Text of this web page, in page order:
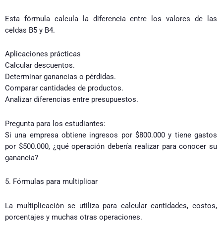
Esta fórmula calcula la diferencia entre los valores de las
celdas B5 y B4.
Aplicaciones prácticas
Calcular descuentos.
Determinar ganancias o pérdidas.
Comparar cantidades de productos.
Analizar diferencias entre presupuestos.
Pregunta para los estudiantes:
Si una empresa obtiene ingresos por $800.000 y tiene gastos
por $500.000, ¿qué operación debería realizar para conocer su
ganancia?
5. Fórmulas para multiplicar
La multiplicación se utiliza para calcular cantidades, costos,
porcentajes y muchas otras operaciones.